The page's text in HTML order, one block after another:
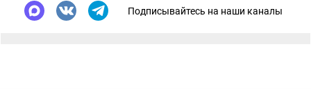
Подписывайтесь на наши каналы